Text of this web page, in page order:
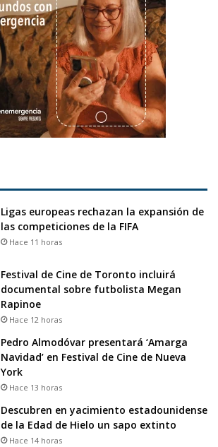
Ligas europeas rechazan la expansión de
las competiciones de la FIFA
Hace 11 horas
Festival de Cine de Toronto incluirá
documental sobre futbolista Megan
Rapinoe
Hace 12 horas
Pedro Almodóvar presentará ‘Amarga
Navidad’ en Festival de Cine de Nueva
York
Hace 13 horas
Descubren en yacimiento estadounidense
de la Edad de Hielo un sapo extinto
Hace 14 horas